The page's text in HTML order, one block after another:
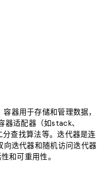
器用于存储和管理数据，
适配器（如stack、
查找算法等。迭代器是连
迭代器和随机访问迭代器
和可重用性。